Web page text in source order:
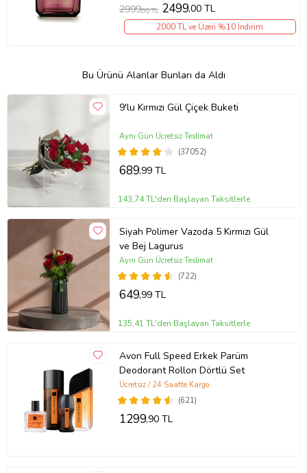
2999,00 TL 2499,00 TL
2000 TL ve Üzeri %10 İndirim
Bu Ürünü Alanlar Bunları da Aldı
9'lu Kırmızı Gül Çiçek Buketi
(37052)
Aynı Gün Ücretsiz Teslimat
689,99 TL
143,74 TL'den Başlayan Taksitlerle
Siyah Polimer Vazoda 5 Kırmızı Gül
ve Bej Lagurus
(722)
Aynı Gün Ücretsiz Teslimat
649,99 TL
135,41 TL'den Başlayan Taksitlerle
Avon Full Speed Erkek Parüm
Deodorant Rollon Dörtlü Set
(621)
Ücretsiz / 24 Saatte Kargo
1299,90 TL